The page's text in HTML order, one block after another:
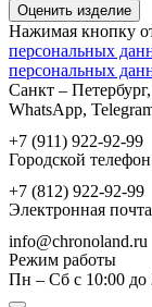
Оценить изделие
Нажимая кнопку
персональных
персональных
Санкт –
WhatsApp,
+7 (911) 922-92-99
Городской телефон
+7 (812) 922-92-99
Электронная почта
info@chronoland.ru
Режим работы
Пн – Сб с 10:00 до